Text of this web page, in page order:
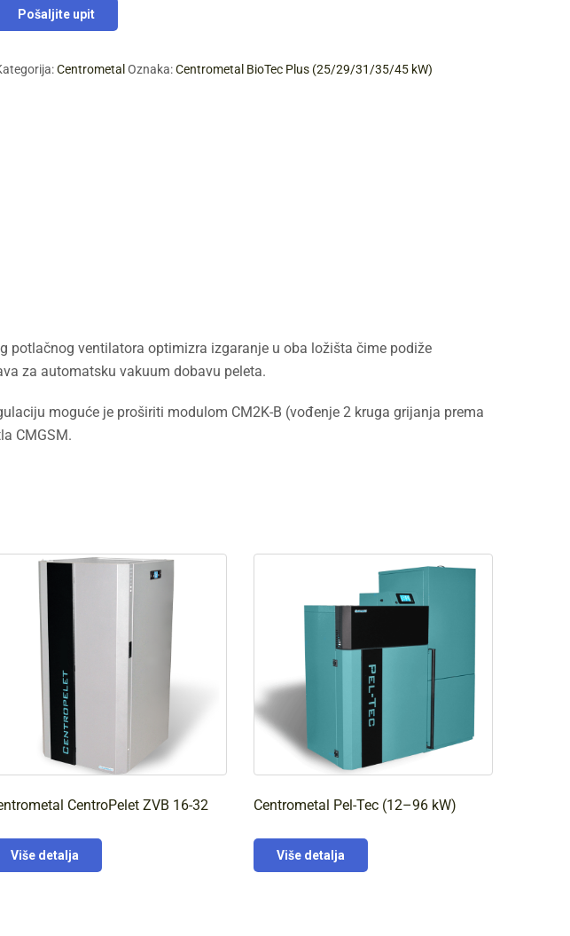
Pošaljite upit
Centrometal Oznaka:Centrometal BioTec Plus (25/29/31/35/45 kW)
ventilatora optimizra izgaranje u oba ložišta čime podiže
za automatsku vakuum dobavu peleta.
moguće je proširiti modulom CM2K-B (vođenje 2 kruga grijanja prema
CMGSM.
CentroPelet ZVB 16-32
Više detalja
Centrometal Pel-Tec (12–96 kW)
Više detalja